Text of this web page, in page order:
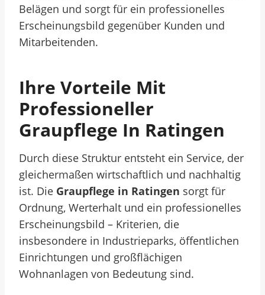
Belägen und sorgt für ein professionelles
Erscheinungsbild gegenüber Kunden und
Mitarbeitenden.
Ihre Vorteile Mit
Professioneller
Graupflege In Ratingen
Durch diese Struktur entsteht ein Service, der
gleichermaßen wirtschaftlich und nachhaltig
ist. Die Graupflege in Ratingen sorgt für
Ordnung, Werterhalt und ein professionelles
Erscheinungsbild – Kriterien, die
insbesondere in Industrieparks, öffentlichen
Einrichtungen und großflächigen
Wohnanlagen von Bedeutung sind.